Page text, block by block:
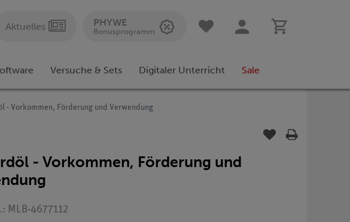
Aktuelles PHYWE
Bonusprogramm
Versuche & Sets Digitaler Unterricht Sale
- Vorkommen, Förderung und Verwendung
- Vorkommen, Förderung und
MLB-4677112